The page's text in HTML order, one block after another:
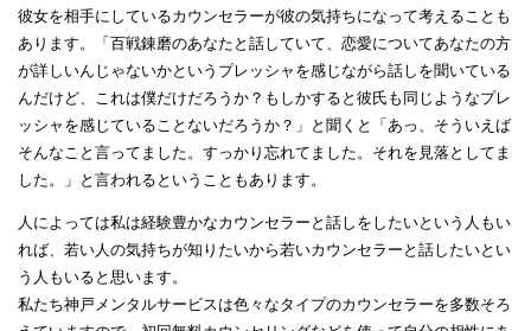
彼女を相手にしているカウンセラーが彼の気持ちになって考えることも
あります。「百戦錬磨のあなたと話していて、恋愛についてあなたの方
が詳しいんじゃないかというプレッシャを感じながら話しを聞いている
んだけど、これは僕だけだろうか？もしかすると彼氏も同じようなプレ
ッシャを感じていることないだろうか？」と聞くと「あっ、そういえば
そんなこと言ってました。すっかり忘れてました。それを見落としてま
した。」と言われるということもあります。
人によっては私は経験豊かなカウンセラーと話しをしたいという人もい
れば、若い人の気持ちが知りたいから若いカウンセラーと話したいとい
う人もいると思います。
私たち神戸メンタルサービスは色々なタイプのカウンセラーを多数そろ